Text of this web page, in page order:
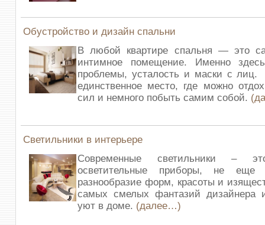
Обустройство и дизайн спальни
В любой квартире спальня — это
интимное помещение. Именно
проблемы, усталость и маски с
единственное место, где можно
сил и немного побыть самим собой.
Светильники в интерьере
Современные светильники –
осветительные приборы, не еще
разнообразие форм, красоты и
самых смелых фантазий дизайнера
уют в доме. (далее…)